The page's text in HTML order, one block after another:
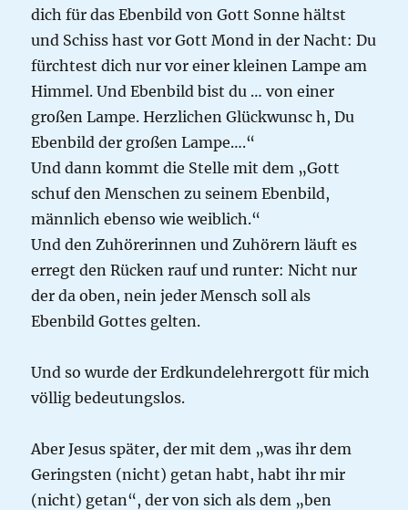
dich für das Ebenbild von Gott Sonne hältst
und Schiss hast vor Gott Mond in der Nacht: Du
fürchtest dich nur vor einer kleinen Lampe am
Himmel. Und Ebenbild bist du … von einer
großen Lampe. Herzlichen Glückwunsc h, Du
Ebenbild der großen Lampe….“
Und dann kommt die Stelle mit dem „Gott
schuf den Menschen zu seinem Ebenbild,
männlich ebenso wie weiblich.“
Und den Zuhörerinnen und Zuhörern läuft es
erregt den Rücken rauf und runter: Nicht nur
der da oben, nein jeder Mensch soll als
Ebenbild Gottes gelten.
Und so wurde der Erdkundelehrergott für mich
völlig bedeutungslos.
Aber Jesus später, der mit dem „was ihr dem
Geringsten (nicht) getan habt, habt ihr mir
(nicht) getan“, der von sich als dem „ben